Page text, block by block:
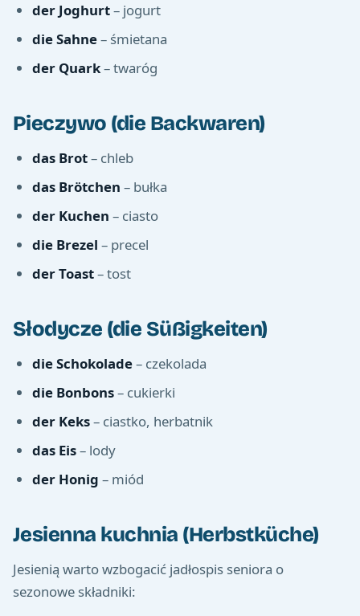
der Joghurt– jogurt
die Sahne– śmietana
der Quark– twaróg
Pieczywo (die Backwaren)
das Brot– chleb
das Brötchen – bułka
der Kuchen – ciasto
die Brezel – precel
der Toast– tost
Słodycze (die Süßigkeiten)
die Schokolade– czekolada
die Bonbons– cukierki
der Keks– ciastko, herbatnik
das Eis– lody
der Honig – miód
Jesienna kuchnia (Herbstküche)
Jesienią warto wzbogacić jadłospis seniora o
sezonowe składniki: